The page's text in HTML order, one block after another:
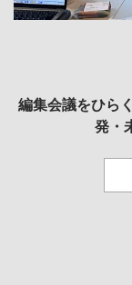
編集会議をひら
発・
REVIEW｜果た
作家
REVIEW
REVIEW｜生の